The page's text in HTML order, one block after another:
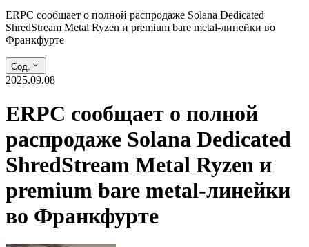
ERPC сообщает о полной распродаже Solana Dedicated
ShredStream Metal Ryzen и premium bare metal-линейки во
Франкфурте
Сод.
2025.09.08
ERPC сообщает о полной
распродаже Solana Dedicated
ShredStream Metal Ryzen и
premium bare metal-линейки
во Франкфурте